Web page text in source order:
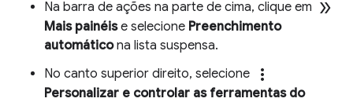
Na barra de ações na parte de cima, clique em double_arrow
Mais painéise selecione Preenchimento
automáticona lista suspensa.
No canto superior direito, selecione
more_vert
Personalizar e controlar as ferramentas do